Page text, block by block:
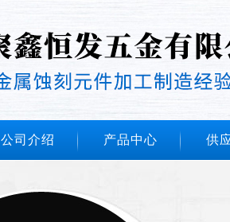
公司介绍 产品中心 供